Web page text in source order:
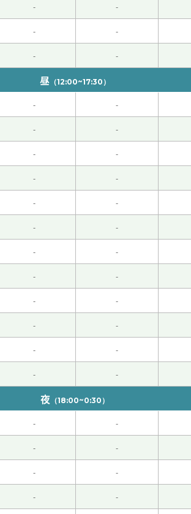
した。またお願い致します！
老师的直率的感想。下次再见！( 女性 )
( 50代 男性 )
- -
- -
- -
昼（12:00~17:30）
- -
- -
- -
- -
- -
- -
- -
- -
- -
- -
- -
- -
夜 （18:00~0:30）
- -
- -
- -
- -